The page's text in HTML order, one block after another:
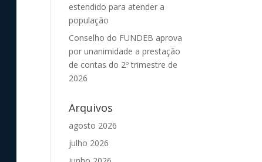
estendido para atender a
população
Conselho do FUNDEB aprova
por unanimidade a prestação
de contas do 2º trimestre de
2026
Arquivos
agosto 2026
julho 2026